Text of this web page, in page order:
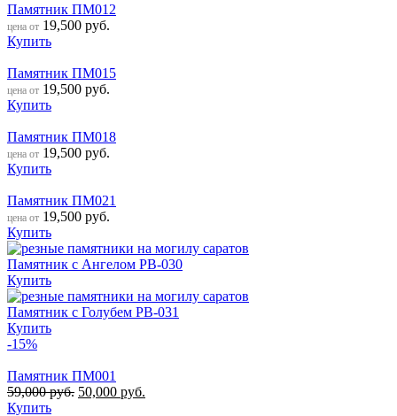
Памятник ПМ012
цена от 19,500 руб.
Купить
Памятник ПМ015
цена от 19,500 руб.
Купить
Памятник ПМ018
цена от 19,500 руб.
Купить
Памятник ПМ021
цена от 19,500 руб.
Купить
Памятник с Ангелом РВ-030
Купить
Памятник с Голубем РВ-031
Купить
-15%
Памятник ПМ001
59,000руб. 50,000 руб.
Купить